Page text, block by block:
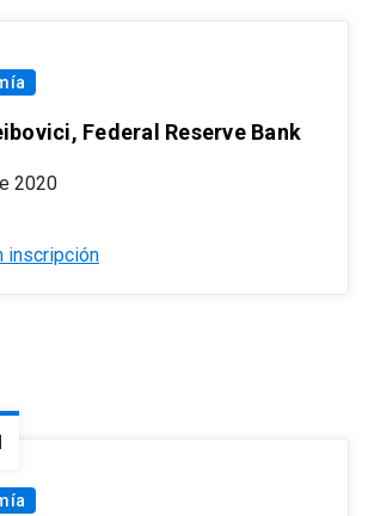
Federal Reserve Bank
2020
inscripción